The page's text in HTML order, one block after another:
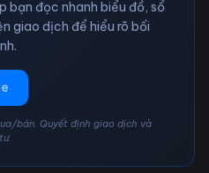
bạn đọc nhanh biểu đồ, sổ
giao dịch để hiểu rõ bối
bán. Quyết định giao dịch và